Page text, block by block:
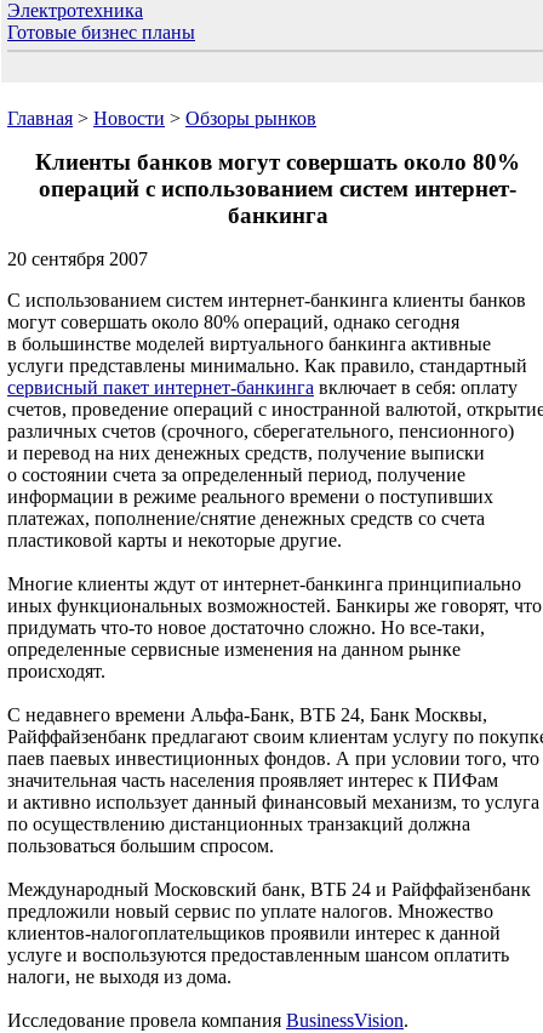
Электротехника
Готовые бизнес планы
Главная > Новости > Обзоры рынков
Клиенты банков могут совершать около 80%
операций с использованием систем интернет-
банкинга
20 сентября 2007
С использованием систем интернет-банкинга клиенты банков
могут совершать около 80% операций, однако сегодня
в большинстве моделей виртуального банкинга активные
услуги представлены минимально. Как правило, стандартный
сервисный пакет интернет-банкинга включает в себя: оплату
счетов, проведение операций с иностранной валютой,
различных счетов (срочного, сберегательного, пенсионного)
и перевод на них денежных средств, получение выписки
о состоянии счета за определенный период, получение
информации в режиме реального времени о поступивших
платежах, пополнение/снятие денежных средств со счета
пластиковой карты и некоторые другие.
Многие клиенты ждут от интернет-банкинга принципиально
иных функциональных возможностей. Банкиры же говорят, что
придумать что-то новое достаточно сложно. Но все-таки,
определенные сервисные изменения на данном рынке
происходят.
С недавнего времени Альфа-Банк, ВТБ 24, Банк Москвы,
Райффайзенбанк предлагают своим клиентам услугу по
паев паевых инвестиционных фондов. А при условии того, что
значительная часть населения проявляет интерес к ПИФам
и активно использует данный финансовый механизм, то услуга
по осуществлению дистанционных транзакций должна
пользоваться большим спросом.
Международный Московский банк, ВТБ 24 и Райффайзенбанк
предложили новый сервис по уплате налогов. Множество
клиентов-налогоплательщиков проявили интерес к данной
услуге и воспользуются предоставленным шансом оплатить
налоги, не выходя из дома.
Исследование провела компания BusinessVision.